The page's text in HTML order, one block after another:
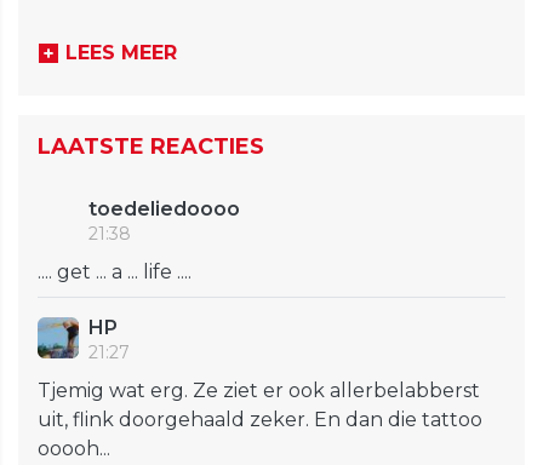
LEES MEER
LAATSTE REACTIES
toedeliedoooo
21:38
.... get ... a ... life ....
HP
21:27
Tjemig wat erg. Ze ziet er ook allerbelabberst
uit, flink doorgehaald zeker. En dan die tattoo
ooooh...